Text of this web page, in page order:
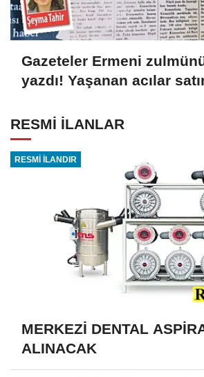
Gazeteler Ermeni
yazdı! Yaşanan acılar
RESMİ İLANLAR
RESMİ İLANDIR
MERKEZİ DENTAL
ALINACAK